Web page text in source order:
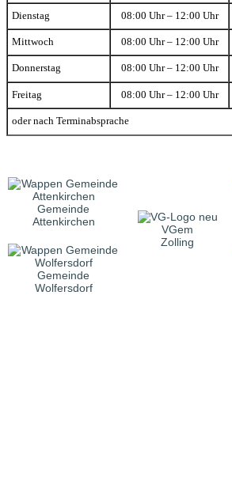
Dienstag 08:00 Uhr – 12:00 Uhr
Mittwoch 08:00 Uhr – 12:00 Uhr
Donnerstag 08:00 Uhr – 12:00 Uhr
Freitag 08:00 Uhr – 12:00 Uhr
oder nach Terminabsprache
Gemeinde
Attenkirchen
VGem
Zolling
Gemeinde
Wolfersdorf